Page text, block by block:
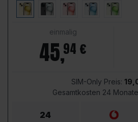
einmalig
45,94 €
SIM-Only Preis:
Gesamtkosten 24
24